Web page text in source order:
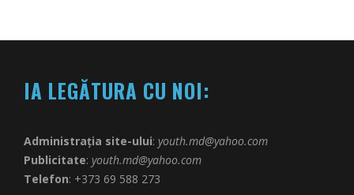
IA LEGĂTURA CU NOI:
Administrația site-ului: youth.md@yahoo.com
Publicitate: youth.md@yahoo.com
Telefon: +373 69 588 273